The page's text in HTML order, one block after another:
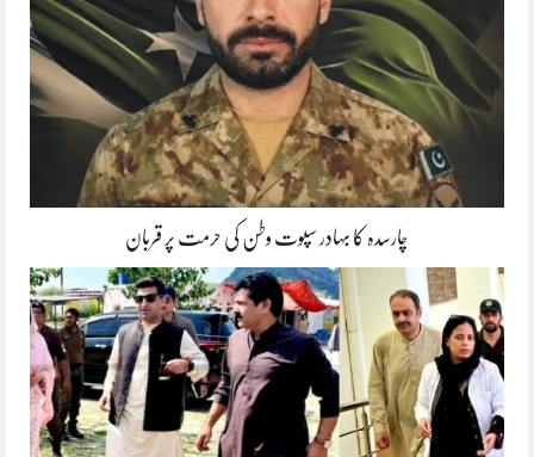
چارسدہ کا بہادر سپوت وطن کی حرمت پر قربان